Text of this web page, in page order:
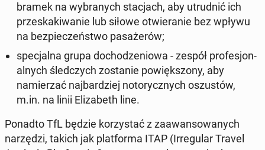
bramek na wybranych stac­jach, aby utrud­nić ich
przeskaki­wanie lub siłowe otwieranie bez wpływu
na bez­pieczeńst­wo pasażerów;
spec­jal­na grupa do­chodzeniowa - zespół pro­fesjon­
al­nych śled­czych zostanie pow­ięk­szony, aby
namierzać na­jbardziej no­to­rycznych os­zustów,
m.in. na linii Eliz­a­beth line.
Ponadto TfL będzie ko­rzys­tać z za­awan­sowanych
narzędzi, takich jak plat­for­ma ITAP (Ir­reg­u­lar Travel